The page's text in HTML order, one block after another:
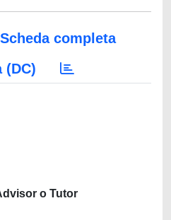
Scheda completa
(DC)
o Tutor